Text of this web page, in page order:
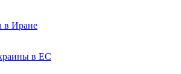
в Иране
в ЕС